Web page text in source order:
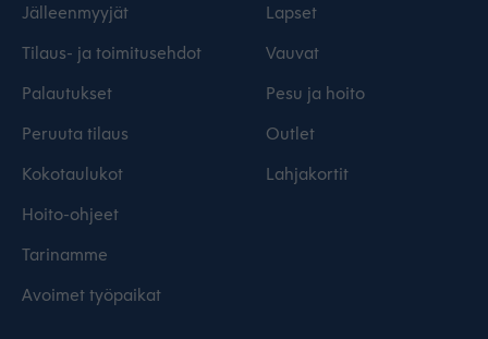
Jälleenmyyjät
Tilaus- ja toimitusehdot
Palautukset
Peruuta tilaus
Kokotaulukot
Hoito-ohjeet
Tarinamme
Avoimet työpaikat
Lapset
Vauvat
Pesu ja hoito
Outlet
Lahjakortit